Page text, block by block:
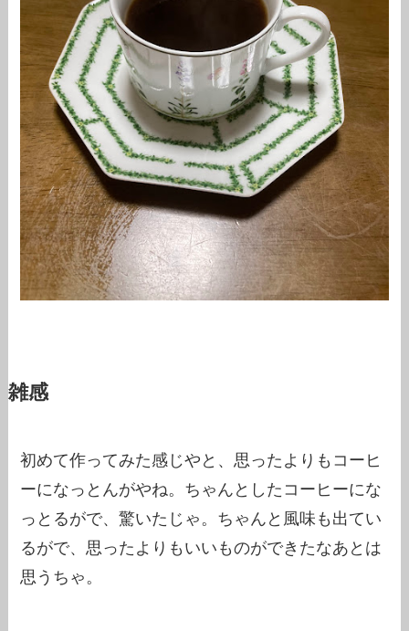
雑感
初めて作ってみた感じやと、思ったよりもコーヒ
ーになっとんがやね。ちゃんとしたコーヒーにな
っとるがで、驚いたじゃ。ちゃんと風味も出てい
るがで、思ったよりもいいものができたなあとは
思うちゃ。